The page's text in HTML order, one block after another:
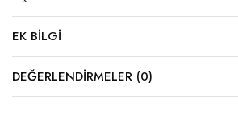
EK BILGI
DEĞERLENDIRMELER (0)